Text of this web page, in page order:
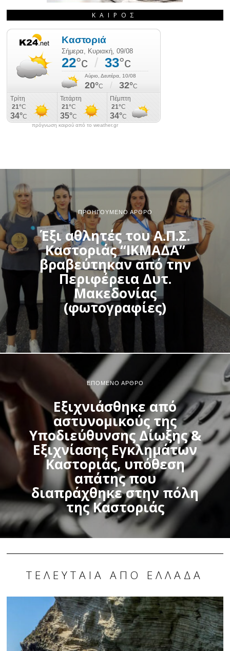
ΚΑΙΡΌΣ
πρόγνωση καιρού από το weather.gr
ΠΡΟΗΓΟΎΜΕΝΟ ΆΡΘΡΟ
Έξι αθλητές του Α.Π.Σ.
Καστοριάς “ΙΚΜΑΔΑ”
βραβεύτηκαν από την
Περιφέρεια Δυτ.
Μακεδονίας
(φωτογραφίες)
ΕΠΌΜΕΝΟ ΆΡΘΡΟ
Εξιχνιάσθηκε από
αστυνομικούς της
Υποδιεύθυνσης Δίωξης &
Εξιχνίασης Εγκλημάτων
Καστοριάς, υπόθεση
απάτης που
διαπράχθηκε στην πόλη
της Καστοριάς
ΤΕΛΕΥΤΑΊΑ ΑΠΌ ΕΛΛΆΔΑ